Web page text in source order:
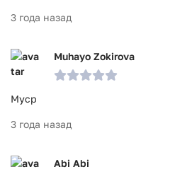
3 года назад
Muhayo Zokirova
Муср
3 года назад
Abi Abi